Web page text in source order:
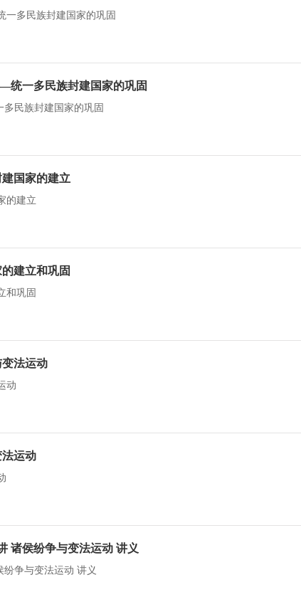
一多民族封建国家的巩固
统一多民族封建国家的巩固
民族封建国家的巩固
国家的建立
的建立
建立和巩固
和巩固
法运动
动
运动
诸侯纷争与变法运动 讲义
纷争与变法运动 讲义